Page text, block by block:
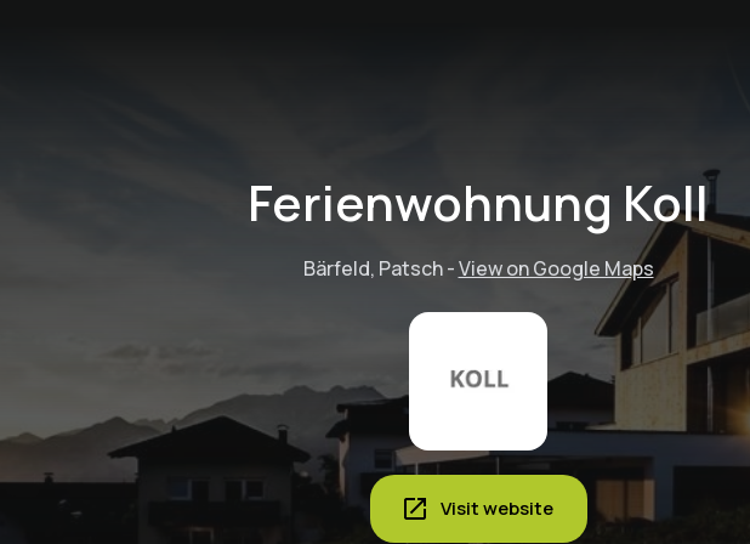
Ferienwohnung Koll
Bärfeld, Patsch-View on Google Maps
Visit website